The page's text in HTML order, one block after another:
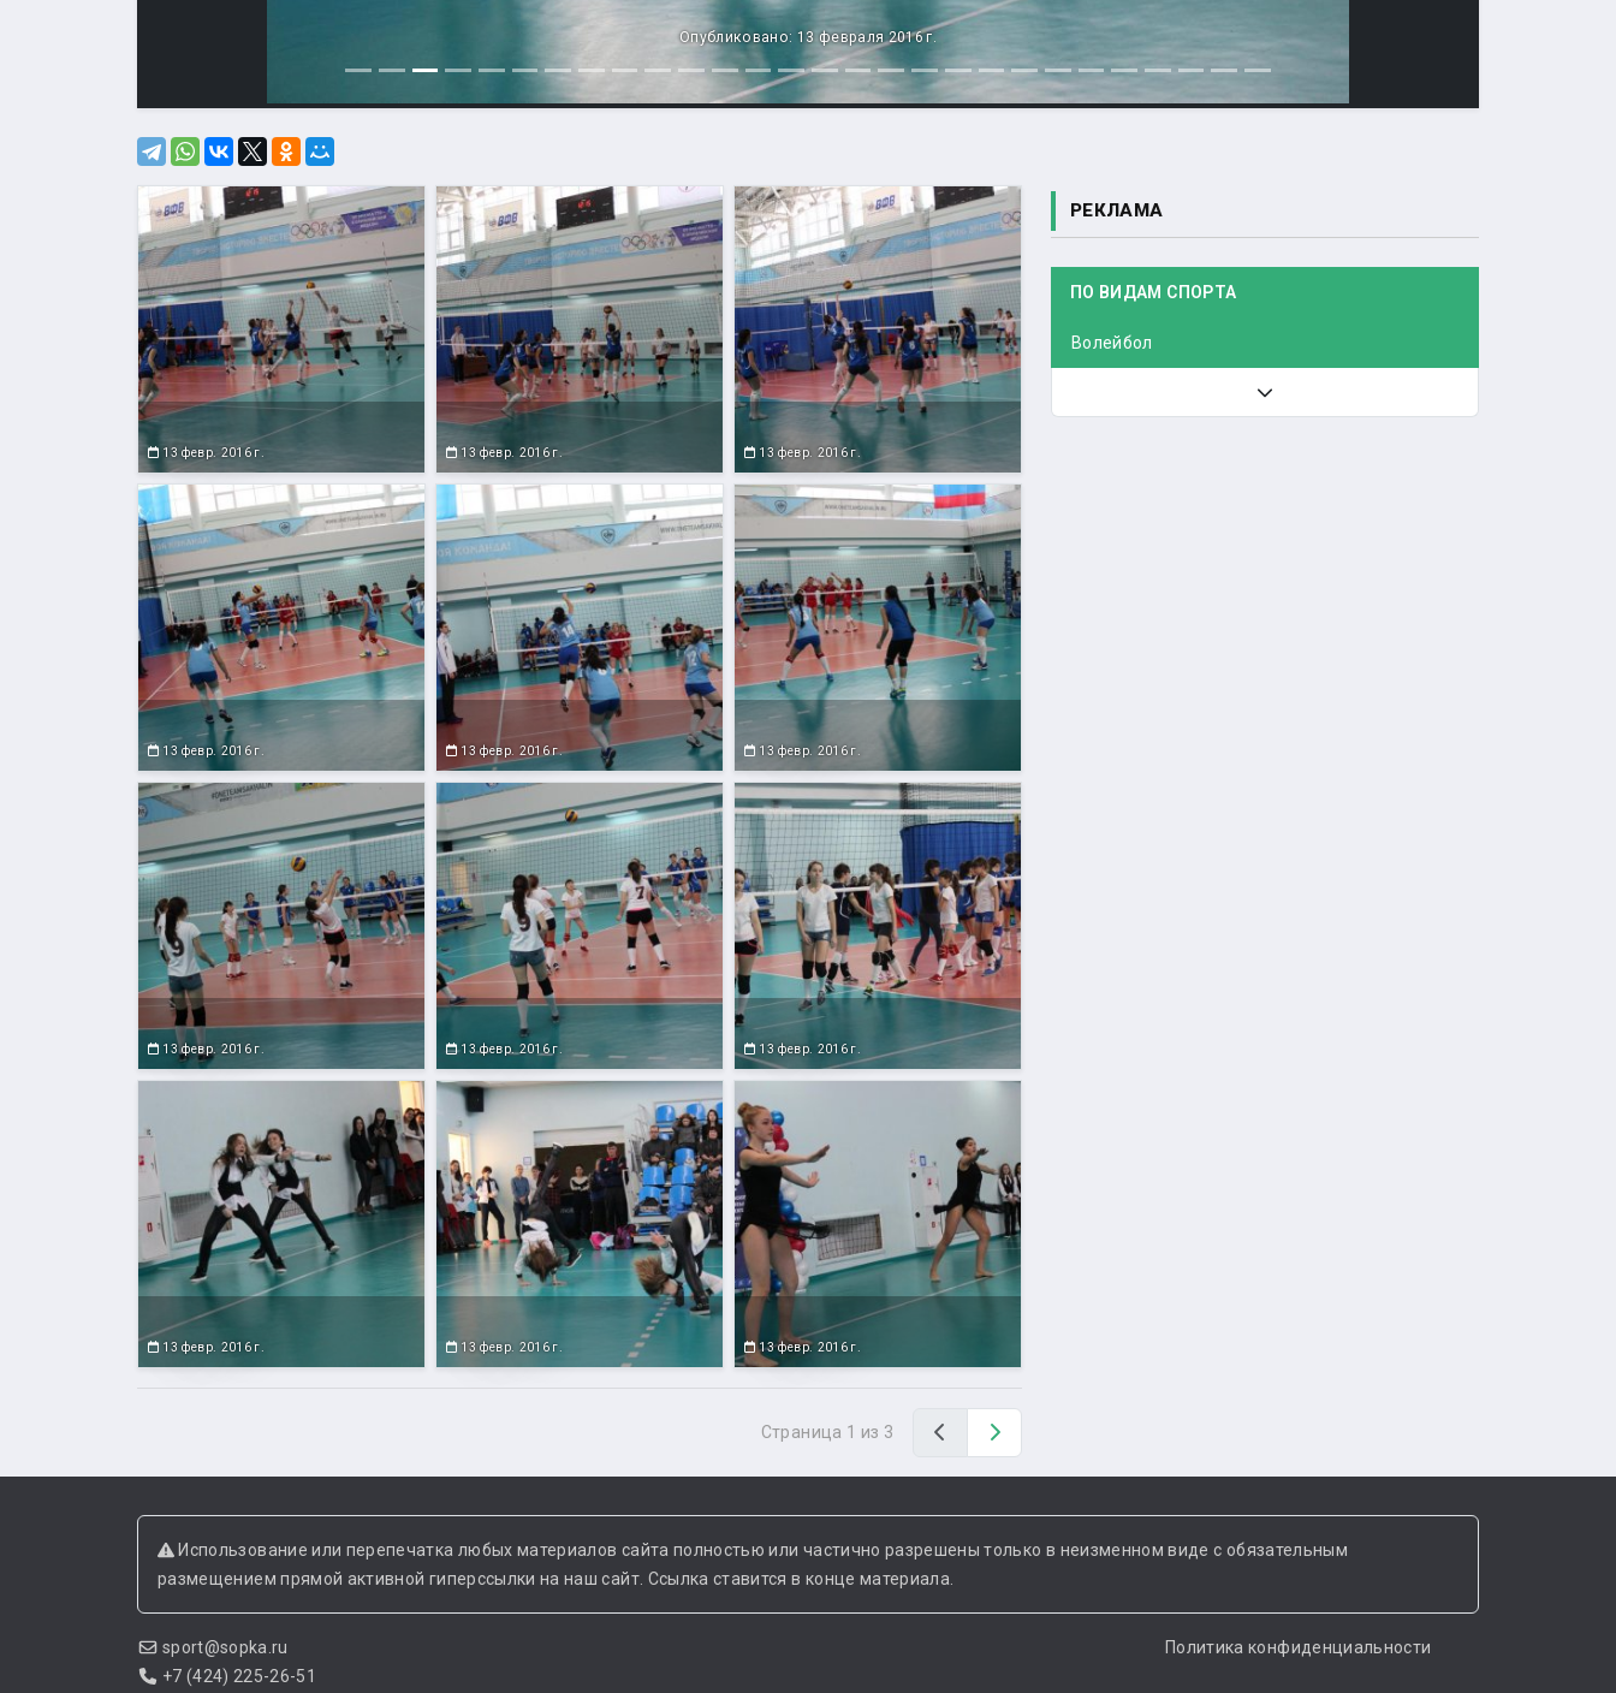
Опубликовано: 13 февраля 2016 г.
13 февр. 2016 г. 13 февр. 2016 г. 13 февр. 2016 г.
13 февр. 2016 г. 13 февр. 2016 г. 13 февр. 2016 г.
13 февр. 2016 г. 13 февр. 2016 г. 13 февр. 2016 г.
13 февр. 2016 г. 13 февр. 2016 г. 13 февр. 2016 г.
Страница 1 из 3 Назад
РЕКЛАМА
ПО ВИДАМ СПОРТА
Волейбол
Использование или перепечатка любых материалов сайта полностью или частично разрешены только в неизменном виде с обязательным
размещением прямой активной гиперссылки на наш сайт. Ссылка ставится в конце материала.
sport@sopka.ru
+7 (424) 225-26-51
Политика конфиденциальности